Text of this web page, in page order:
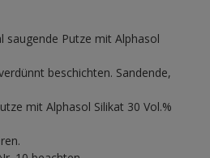
saugende Putze mit Alphasol
beschichten. Sandende,
mit Alphasol Silikat 30 Vol.%